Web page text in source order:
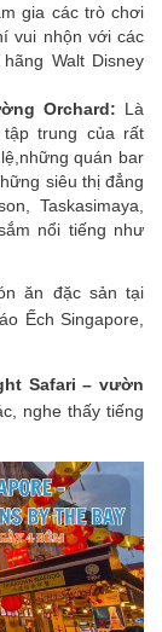
gia các trò chơi
vui nhộn với các
Walt Disney
Orchard: Là
trung của rất
quán bar
siêu thị đẳng
Taskasimaya,
nổi tiếng như
ăn đặc sản tại
Ếch Singapore,
Safari – vườn
nghe thấy tiếng